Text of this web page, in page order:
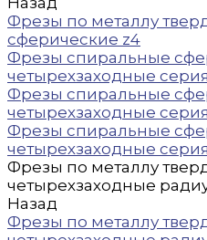
Фрезы по металлу
сферические z4
Фрезы спиральные
четырехзаходные
Фрезы спиральные
четырехзаходные
Фрезы спиральные
четырехзаходные
Фрезы по металлу
четырехзаходные
Назад
Фрезы по металлу